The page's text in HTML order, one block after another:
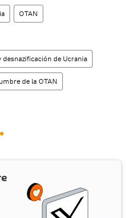
OTAN
de Ucrania
de la OTAN